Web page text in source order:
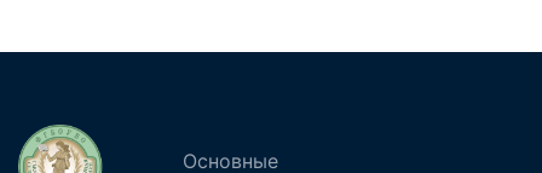
Основные